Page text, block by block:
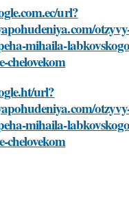
url?
mihaila-
chelovekom
url?
mihaila-
chelovekom